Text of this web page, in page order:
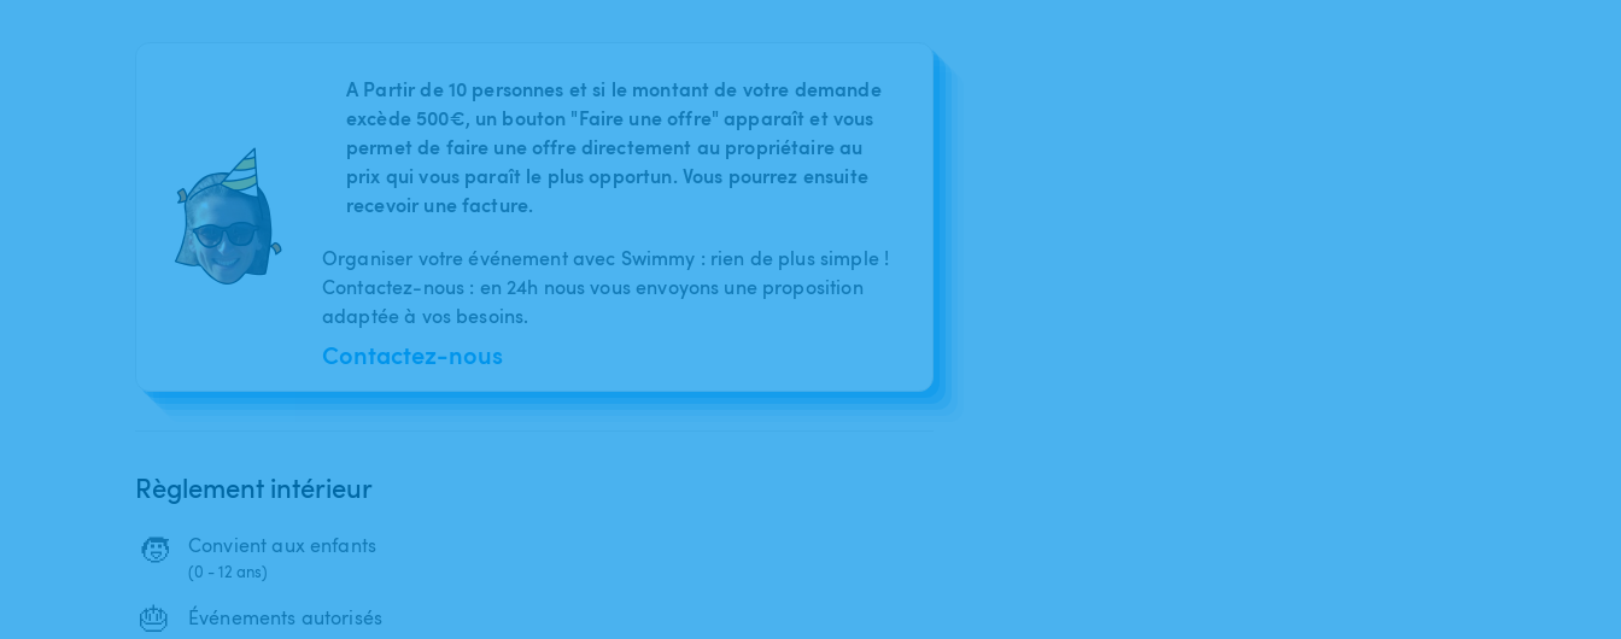
A Partir de 10 personnes et si le montant de votre demande
excède 500€, un bouton "Faire une offre" apparaît et vous
permet de faire une offre directement au propriétaire au
prix qui vous paraît le plus opportun. Vous pourrez ensuite
recevoir une facture.
Organiser votre événement avec Swimmy : rien de plus simple !
Contactez-nous : en 24h nous vous envoyons une proposition
adaptée à vos besoins.
Contactez-nous
Règlement intérieur
🧒 Convient aux enfants
(0 - 12 ans)
🎂 Événements autorisés